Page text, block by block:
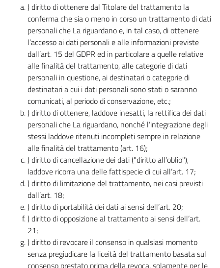
) diritto di ottenere dal Titolare del trattamento la
conferma che sia o meno in corso un trattamento di dati
personali che La riguardano e, in tal caso, di ottenere
l’accesso ai dati personali e alle informazioni previste
dall’art. 15 del GDPR ed in particolare a quelle relative
alle finalità del trattamento, alle categorie di dati
personali in questione, ai destinatari o categorie di
destinatari a cui i dati personali sono stati o saranno
comunicati, al periodo di conservazione, etc.;
) diritto di ottenere, laddove inesatti, la rettifica dei dati
personali che La riguardano, nonché l’integrazione degli
stessi laddove ritenuti incompleti sempre in relazione
alle finalità del trattamento (art. 16);
) diritto di cancellazione dei dati ("diritto all’oblio"),
laddove ricorra una delle fattispecie di cui all’art. 17;
) diritto di limitazione del trattamento, nei casi previsti
dall’art. 18;
) diritto di portabilità dei dati ai sensi dell’art. 20;
) diritto di opposizione al trattamento ai sensi dell’art.
21;
) diritto di revocare il consenso in qualsiasi momento
senza pregiudicare la liceità del trattamento basata sul
consenso prestato prima della revoca, solamente per le